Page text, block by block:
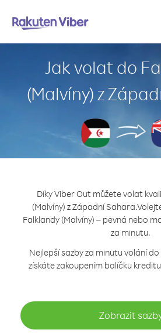
Jak volat do
(Malvíny) z
Díky Viber Out můžete volat
(Malvíny) z Západní Sahara.
Falklandy (Malvíny) – pevná nebo
za minutu.
Nejlepší sazby za minutu volání
získáte zakoupením balíčku
Zobrazit